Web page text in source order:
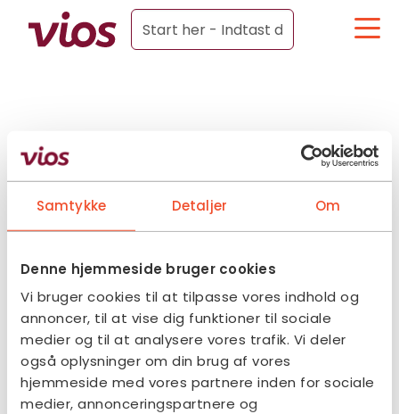
Samtykke Detaljer Om
Denne hjemmeside bruger cookies
Vi bruger cookies til at tilpasse vores indhold og
annoncer, til at vise dig funktioner til sociale
medier og til at analysere vores trafik. Vi deler
også oplysninger om din brug af vores
hjemmeside med vores partnere inden for sociale
medier, annonceringspartnere og